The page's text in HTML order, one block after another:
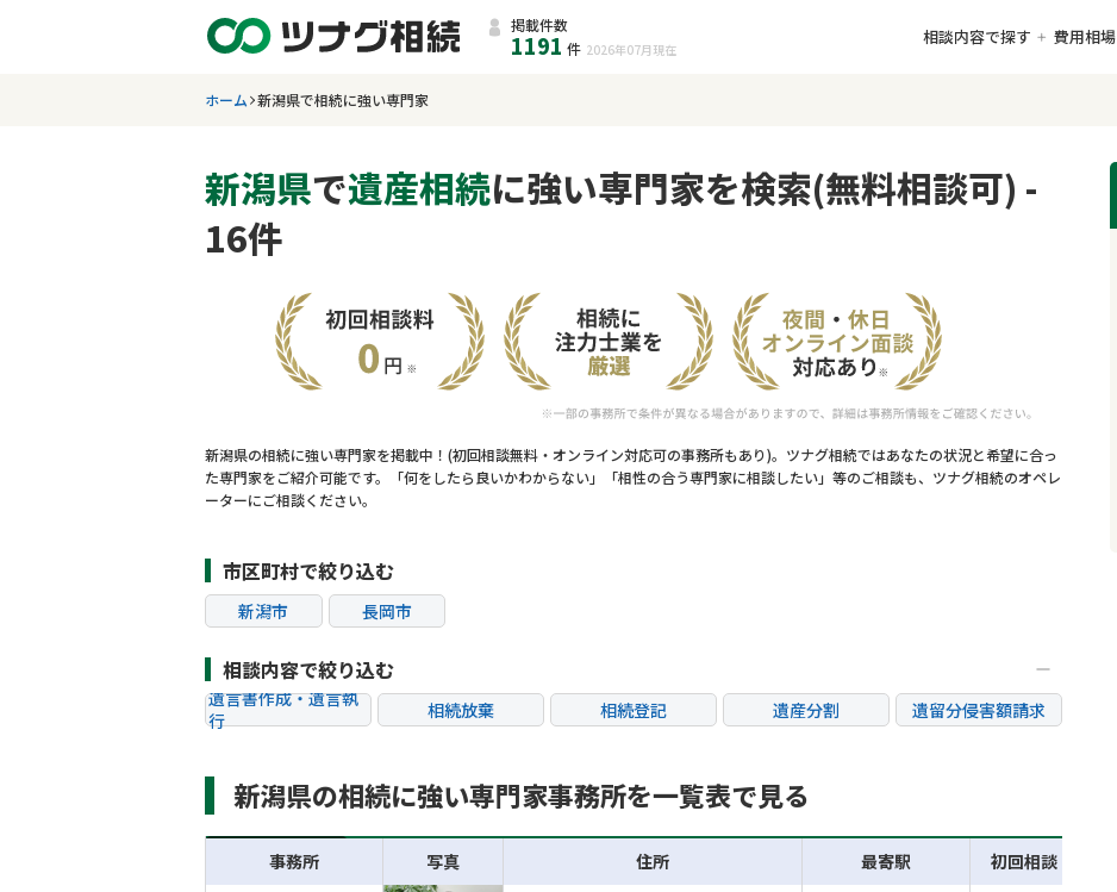
掲載件数
1191 件 2026年07月 現在
相談内容で探す 費用相場
ホーム 新潟県で相続に強い専門家
新潟県で遺産相続に強い専門家を検索(無料相談可) -
16件
新潟県の相続に強い専門家を掲載中！(初回相談無料・オンライン対応可の事務所もあり)。ツナグ相続ではあなたの状況と希望に合っ
た専門家をご紹介可能です。「何をしたら良いかわからない」「相性の合う専門家に相談したい」等のご相談も、ツナグ相続のオペレ
ーターにご相談ください。
市区町村で絞り込む
新潟市 長岡市
相談内容で絞り込む
遺言書作成・遺言執
行
相続放棄 相続登記 遺産分割
遺留分侵害額請求
贈与税
生前対策 相続人調査 相続財産調査
新潟県の相続に強い専門家事務所を一覧表で見る
事務所 写真 住所 最寄駅 初回相談